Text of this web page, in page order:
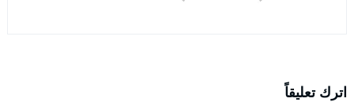
اترك تعليقاً